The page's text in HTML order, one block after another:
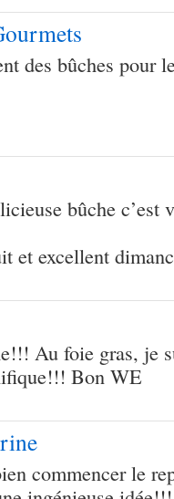
des bûches pour
bûche c’est
et excellent
Au foie gras, je
Bon WE
commencer le